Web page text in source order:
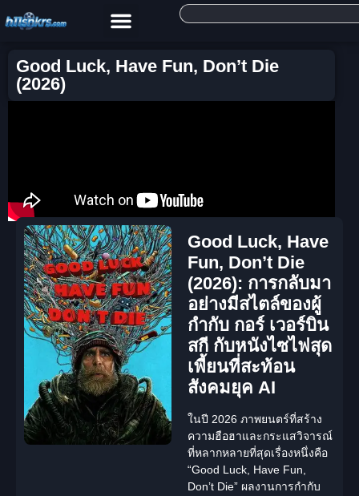
Good Luck, Have Fun, Don’t Die
(2026)
Good Luck, Have
Fun, Don’t Die
(2026): การกลับมา
อย่างมีสไตล์ของผู้
กำกับ กอร์ เวอร์บิน
สกี กับหนังไซไฟสุด
เพี้ยนที่สะท้อน
สังคมยุค AI
ในปี 2026 ภาพยนตร์ที่สร้าง
ความฮือฮาและกระแสวิจารณ์
ที่หลากหลายที่สุดเรื่องหนึ่งคือ
“Good Luck, Have Fun,
Don’t Die” ผลงานการกำกับ